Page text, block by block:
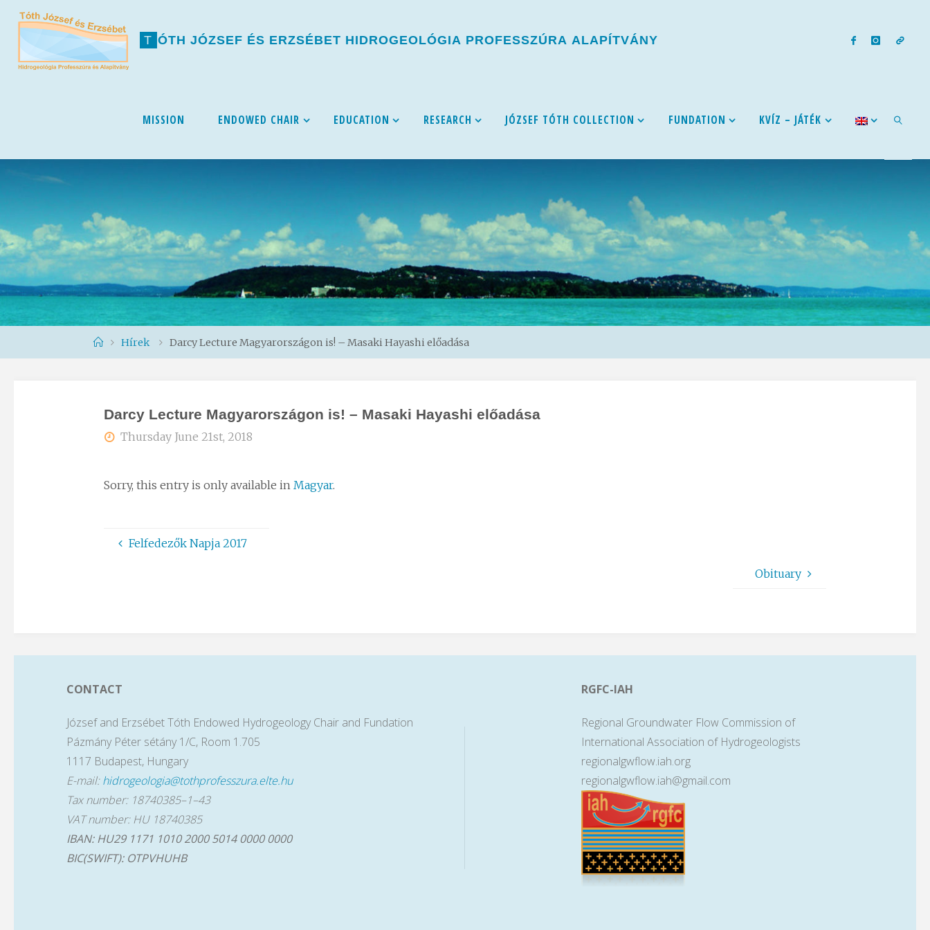
T ÓTH JÓZSEF ÉS ERZSÉBET HIDROGEOLÓGIA PROFESSZÚRA ALAPÍTVÁNY
MISSION ENDOWED CHAIR EDUCATION RESEARCH JÓZSEF TÓTH COLLECTION FUNDATION KVÍZ – JÁTÉK
HomeHírek Darcy Lecture Magyarországon is! – Masaki Hayashi előadása
Darcy Lecture Magyarországon is! – Masaki Hayashi előadása
Thursday June 21st, 2018
Sorry, this entry is only available inMagyar.
Felfedezők Napja 2017
Obituary
CONTACT
József and Erzsébet Tóth Endowed Hydrogeology Chair and Fundation
Pázmány Péter sétány 1/C, Room 1.705
1117 Budapest, Hungary
E-mail:hidrogeologia@tothprofesszura.elte.hu
Tax number: 18740385–1–43
VAT number: HU 18740385
IBAN: HU29 1171 1010 2000 5014 0000 0000
BIC(SWIFT): OTPVHUHB
RGFC-IAH
Regional Groundwater Flow Commission of
International Association of Hydrogeologists
regionalgwflow.iah.org
regionalgwflow.iah@gmail.com